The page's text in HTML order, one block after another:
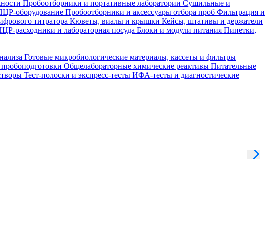
Пробоотборники и портативные лаборатории Сушильные и
оборудование Пробоотборники и аксессуары отбора проб Фильтрация и
титратора Кюветы, виалы и крышки Кейсы, штативы и держатели
расходники и лабораторная посуда Блоки и модули питания Пипетки,
Готовые микробиологические материалы, кассеты и фильтры
Общелабораторные химические реактивы Питательные
Тест-полоски и экспресс-тесты ИФА-тесты и диагностические